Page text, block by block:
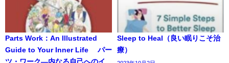
Parts Work：An Illustrated
Guide to Your Inner Life パー
Sleep to Heal（良い眠りこそ治
療）